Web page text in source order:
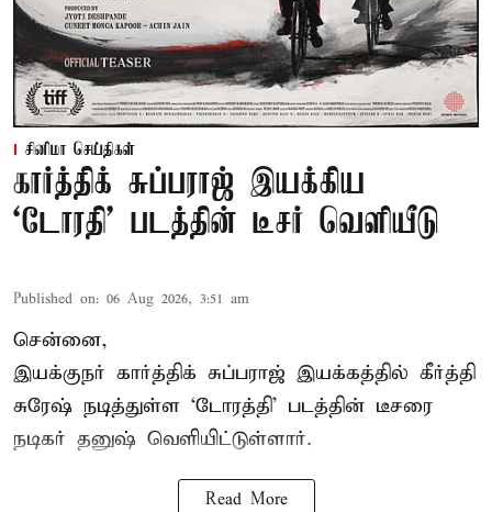
சினிமா செய்திகள்
கார்த்திக் சுப்பராஜ் இயக்கிய
`டோரதி' படத்தின் டீசர் வெளியீடு
Published on: 06 Aug 2026, 3:51 am
சென்னை,
இயக்குநர் கார்த்திக் சுப்பராஜ் இயக்கத்தில் கீர்த்தி
சுரேஷ் நடித்துள்ள `டோரத்தி' படத்தின் டீசரை
நடிகர் தனுஷ் வெளியிட்டுள்ளார்.
Read More